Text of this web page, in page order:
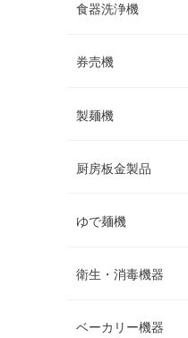
食器洗浄機
券売機
製麺機
厨房板金製品
ゆで麺機
衛生・消毒機器
ベーカリー機器